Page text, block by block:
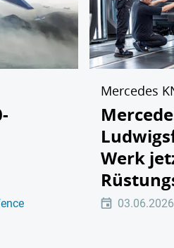
Mercedes
Werk
03.06.2026